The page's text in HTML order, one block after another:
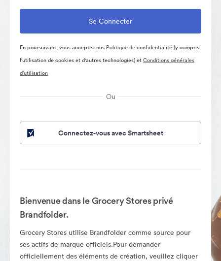
En poursuivant, vous acceptez nos Politique de confidentialité(y compris
l'utilisation de cookies et d'autres technologies) etConditions générales
d’utilisation
Ou
Connectez-vous avec Smartsheet
Bienvenue dans le Grocery Stores privé
Brandfolder.
Grocery Stores utilise Brandfolder comme source pour
ses actifs de marque officiels.Pour demander
officiellement des éléments de création, veuillez cliquer